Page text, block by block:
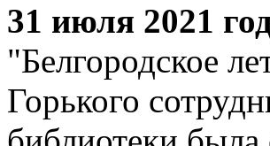
31 июля 2021
"Белгородское
Горького